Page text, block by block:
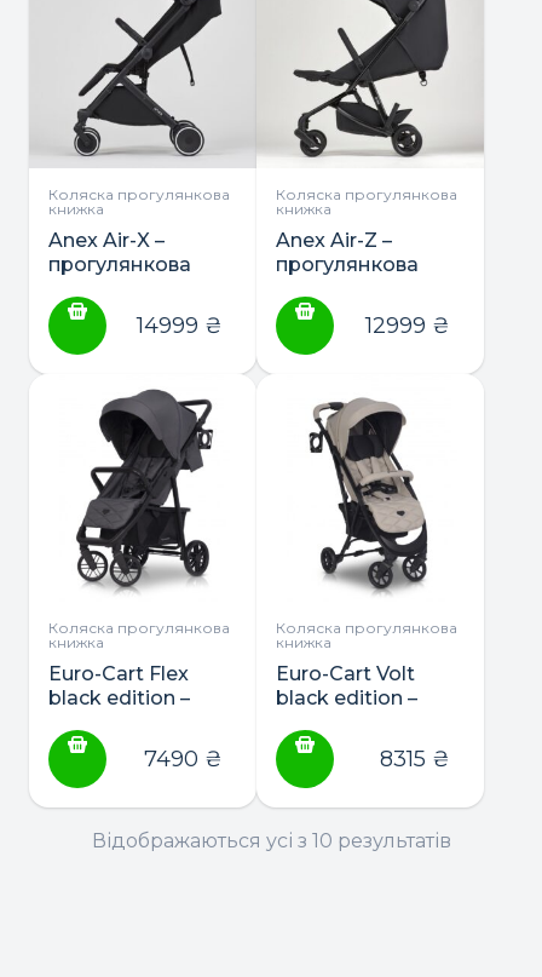
Коляска прогулянкова
книжка
Anex Air-X –
прогулянкова
14999 ₴
Коляска прогулянкова
книжка
Anex Air-Z –
прогулянкова
12999 ₴
Коляска прогулянкова
книжка
Euro-Cart Flex
black edition –
коляска
7490 ₴
Коляска прогулянкова
книжка
Euro-Cart Volt
black edition –
прогулянкова
8315 ₴
Відображаються усі з 10 результатів